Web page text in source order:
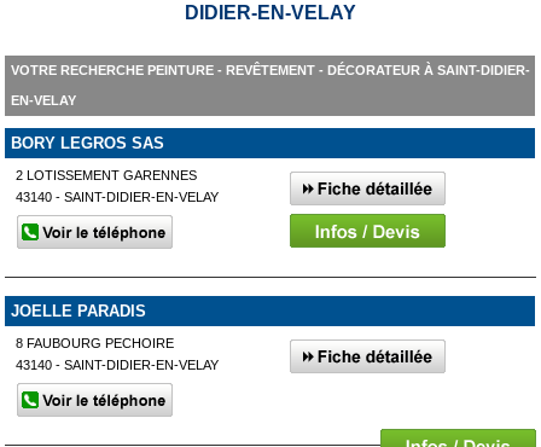
DIDIER-EN-VELAY
VOTRE RECHERCHE PEINTURE - REVÊTEMENT - DÉCORATEUR À SAINT-DIDIER-
EN-VELAY
BORY LEGROS SAS
2 LOTISSEMENT GARENNES
43140 - SAINT-DIDIER-EN-VELAY
JOELLE PARADIS
8 FAUBOURG PECHOIRE
43140 - SAINT-DIDIER-EN-VELAY